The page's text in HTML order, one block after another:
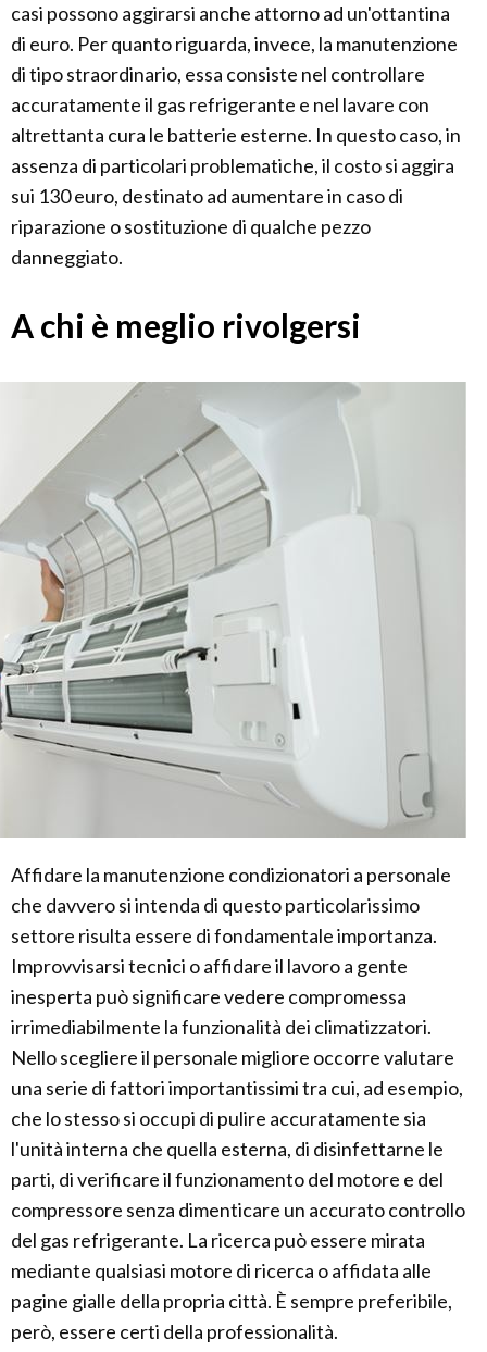
casi possono aggirarsi anche attorno ad un'ottantina
di euro. Per quanto riguarda, invece, la manutenzione
di tipo straordinario, essa consiste nel controllare
accuratamente il gas refrigerante e nel lavare con
altrettanta cura le batterie esterne. In questo caso, in
assenza di particolari problematiche, il costo si aggira
sui 130 euro, destinato ad aumentare in caso di
riparazione o sostituzione di qualche pezzo
danneggiato.
A chi è meglio rivolgersi
Affidare la manutenzione condizionatori a personale
che davvero si intenda di questo particolarissimo
settore risulta essere di fondamentale importanza.
Improvvisarsi tecnici o affidare il lavoro a gente
inesperta può significare vedere compromessa
irrimediabilmente la funzionalità dei climatizzatori.
Nello scegliere il personale migliore occorre valutare
una serie di fattori importantissimi tra cui, ad esempio,
che lo stesso si occupi di pulire accuratamente sia
l'unità interna che quella esterna, di disinfettarne le
parti, di verificare il funzionamento del motore e del
compressore senza dimenticare un accurato controllo
del gas refrigerante. La ricerca può essere mirata
mediante qualsiasi motore di ricerca o affidata alle
pagine gialle della propria città. È sempre preferibile,
però, essere certi della professionalità.